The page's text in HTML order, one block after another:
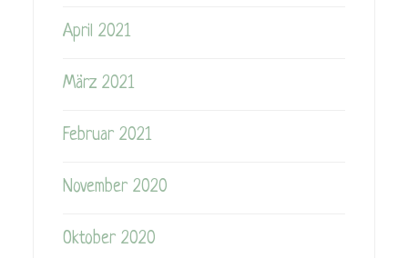
April 2021
März 2021
Februar 2021
November 2020
Oktober 2020